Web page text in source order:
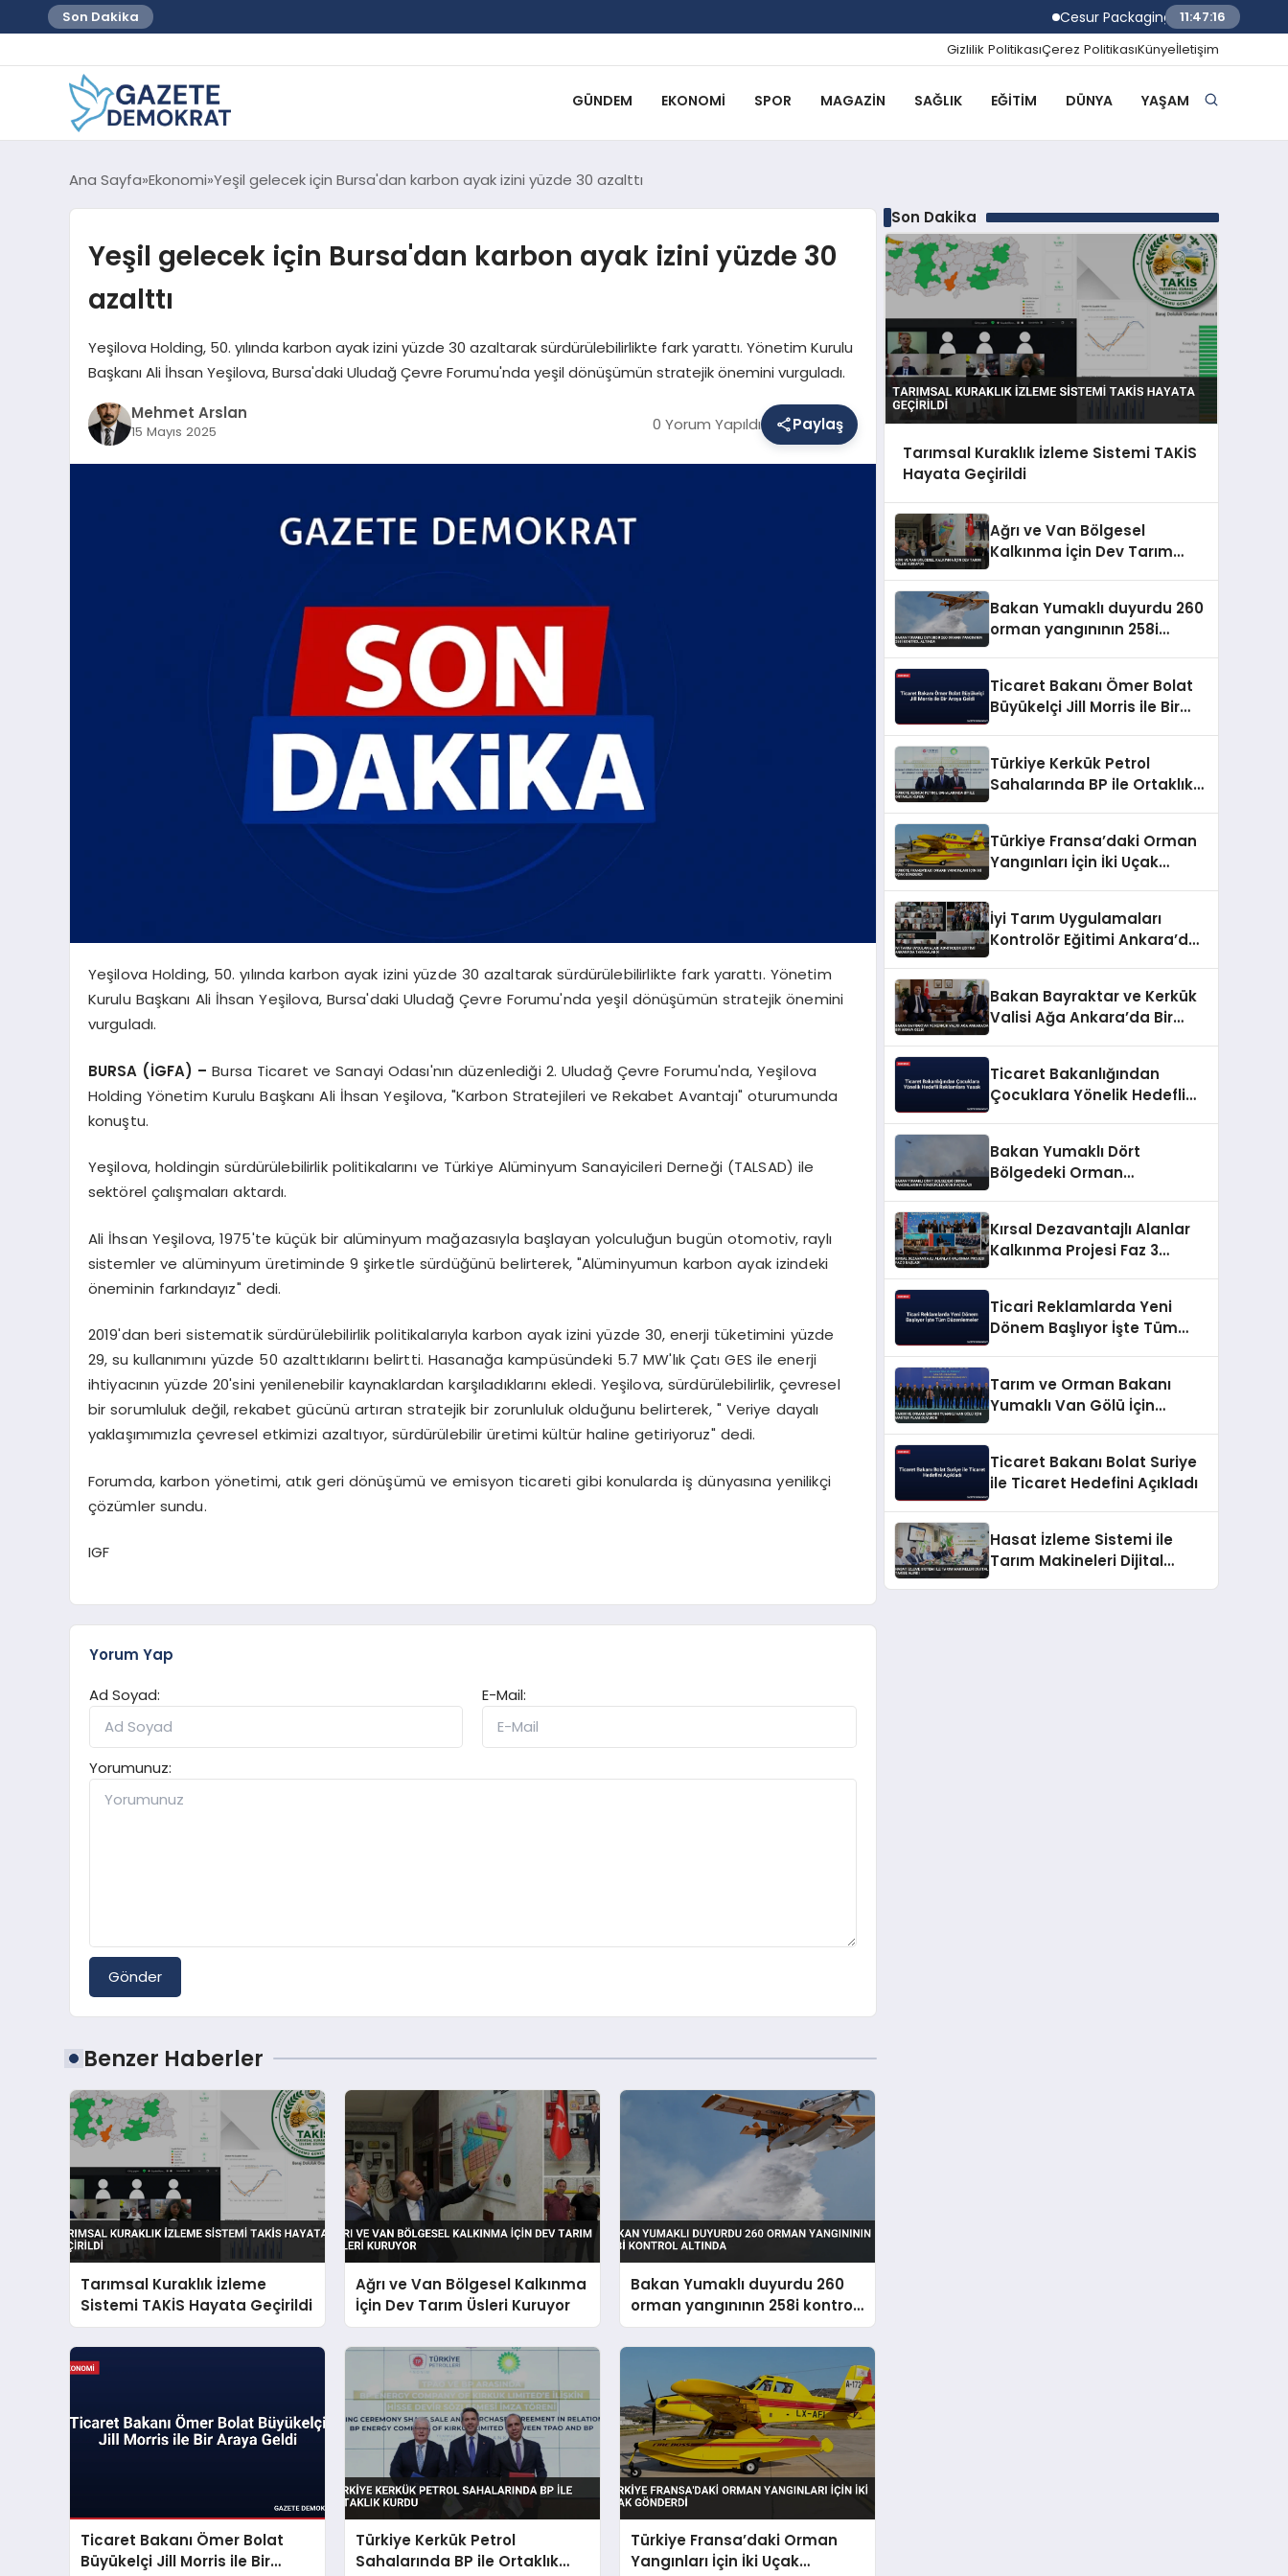
Son Dakika Cesur Packaging, Mısır’daki Üretim
11:47:17
Gizlilik PolitikasıÇerez PolitikasıKünyeİletişim
GÜNDEM EKONOMI SPOR MAGAZIN SAĞLIK EĞITIM DÜNYA YAŞAM
Ana Sayfa Ekonomi Yeşil gelecek için Bursa'dan karbon ayak izini yüzde 30 azalttı
Yeşil gelecek için Bursa'dan karbon ayak izini yüzde 30
azalttı
Yeşilova Holding, 50. yılında karbon ayak izini yüzde 30 azaltarak sürdürülebilirlikte fark yarattı. Yönetim Kurulu
Başkanı Ali İhsan Yeşilova, Bursa'daki Uludağ Çevre Forumu'nda yeşil dönüşümün stratejik önemini vurguladı.
Mehmet Arslan
15 Mayıs 2025 0 Yorum Yapıldı Paylaş
Yeşilova Holding, 50. yılında karbon ayak izini yüzde 30 azaltarak sürdürülebilirlikte fark yarattı. Yönetim
Kurulu Başkanı Ali İhsan Yeşilova, Bursa'daki Uludağ Çevre Forumu'nda yeşil dönüşümün stratejik önemini
vurguladı.
BURSA (İGFA) –Bursa Ticaret ve Sanayi Odası'nın düzenlediği 2. Uludağ Çevre Forumu'nda, Yeşilova
Holding Yönetim Kurulu Başkanı Ali İhsan Yeşilova, "Karbon Stratejileri ve Rekabet Avantajı" oturumunda
konuştu.
Yeşilova, holdingin sürdürülebilirlik politikalarını ve Türkiye Alüminyum Sanayicileri Derneği (TALSAD) ile
sektörel çalışmaları aktardı.
Ali İhsan Yeşilova, 1975'te küçük bir alüminyum mağazasıyla başlayan yolculuğun bugün otomotiv, raylı
sistemler ve alüminyum üretiminde 9 şirketle sürdüğünü belirterek, "Alüminyumun karbon ayak izindeki
öneminin farkındayız" dedi.
2019'dan beri sistematik sürdürülebilirlik politikalarıyla karbon ayak izini yüzde 30, enerji tüketimini yüzde
29, su kullanımını yüzde 50 azalttıklarını belirtti. Hasanağa kampüsündeki 5.7 MW'lık Çatı GES ile enerji
ihtiyacının yüzde 20'sini yenilenebilir kaynaklardan karşıladıklarını ekledi. Yeşilova, sürdürülebilirlik, çevresel
bir sorumluluk değil, rekabet gücünü artıran stratejik bir zorunluluk olduğunu belirterek, " Veriye dayalı
yaklaşımımızla çevresel etkimizi azaltıyor, sürdürülebilir üretimi kültür haline getiriyoruz" dedi.
Forumda, karbon yönetimi, atık geri dönüşümü ve emisyon ticareti gibi konularda iş dünyasına yenilikçi
çözümler sundu.
IGF
Yorum Yap
Ad Soyad:
E-Mail:
Yorumunuz:
Gönder
Benzer Haberler
Tarımsal Kuraklık İzleme
Sistemi TAKİS Hayata Geçirildi
Ağrı ve Van Bölgesel Kalkınma
İçin Dev Tarım Üsleri Kuruyor
Bakan Yumaklı duyurdu 260
orman yangınının 258i kontrol
altında
Ticaret Bakanı Ömer Bolat
Büyükelçi Jill Morris ile Bir
Türkiye Kerkük Petrol
Sahalarında BP ile Ortaklık
Türkiye Fransa’daki Orman
Yangınları İçin İki Uçak
Son Dakika
Tarımsal Kuraklık İzleme Sistemi TAKİS
Hayata Geçirildi
Ağrı ve Van Bölgesel
Kalkınma İçin Dev Tarım
Bakan Yumaklı duyurdu 260
orman yangınının 258i
Ticaret Bakanı Ömer Bolat
Büyükelçi Jill Morris ile Bir
Türkiye Kerkük Petrol
Sahalarında BP ile Ortaklık
Türkiye Fransa’daki Orman
Yangınları İçin İki Uçak
İyi Tarım Uygulamaları
Kontrolör Eğitimi Ankara’da
Bakan Bayraktar ve Kerkük
Valisi Ağa Ankara’da Bir
Ticaret Bakanlığından
Çocuklara Yönelik Hedefli
Bakan Yumaklı Dört
Bölgedeki Orman
Kırsal Dezavantajlı Alanlar
Kalkınma Projesi Faz 3
Ticari Reklamlarda Yeni
Dönem Başlıyor İşte Tüm
Tarım ve Orman Bakanı
Yumaklı Van Gölü İçin
Ticaret Bakanı Bolat Suriye
ile Ticaret Hedefini Açıkladı
Hasat İzleme Sistemi ile
Tarım Makineleri Dijital